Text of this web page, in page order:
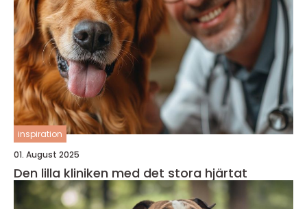
inspiration
01. August 2025
Den lilla kliniken med det stora hjärtat